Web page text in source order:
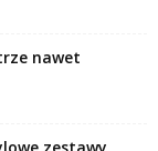
nawet
zestawy